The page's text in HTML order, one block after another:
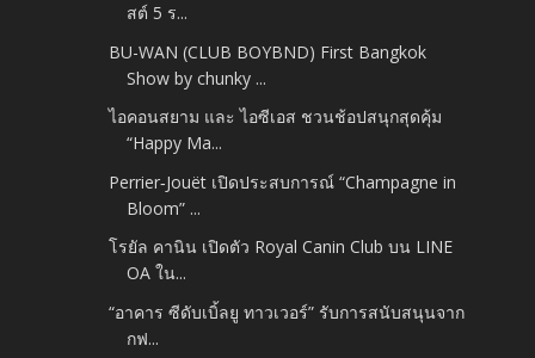
สต์ 5 ร...
BU-WAN (CLUB BOYBND) First Bangkok
Show by chunky ...
ไอคอนสยาม และ ไอซีเอส ชวนช้อปสนุกสุดคุ้ม
“Happy Ma...
Perrier‑Jouët เปิดประสบการณ์ “Champagne in
Bloom” ...
โรยัล คานิน เปิดตัว Royal Canin Club บน LINE
OA ใน...
“อาคาร ซีดับเบิ้ลยู ทาวเวอร์” รับการสนับสนุนจาก
กฟ...